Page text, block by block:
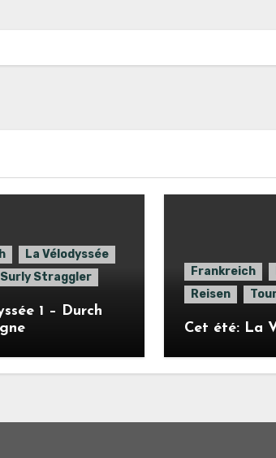
La Vélodyssée
Surly Straggler
1 – Durch
Frankreich
Reisen
Cet été: La